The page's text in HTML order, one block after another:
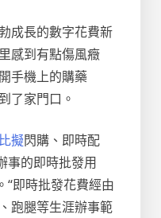
成長的數字花費新
感到有點傷風癥
手機上的購藥
了家門口。
擬閃購、即時配
事的即時批發用
“即時批發花費經由
跑腿等生涯辦事範